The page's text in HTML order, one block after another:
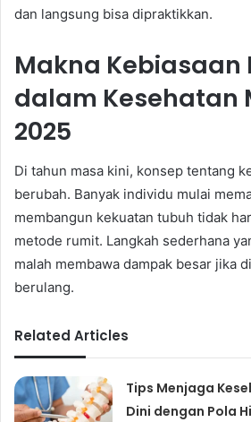
dan langsung bisa dipraktikkan.
Makna Kebiasaan
dalam Kesehatan
2025
Di tahun masa kini, konsep tentang
berubah. Banyak individu mulai
membangun kekuatan tubuh tidak
metode rumit. Langkah sederhana
malah membawa dampak besar jika
berulang.
Related Articles
Tips Menjaga
Dini dengan Pola